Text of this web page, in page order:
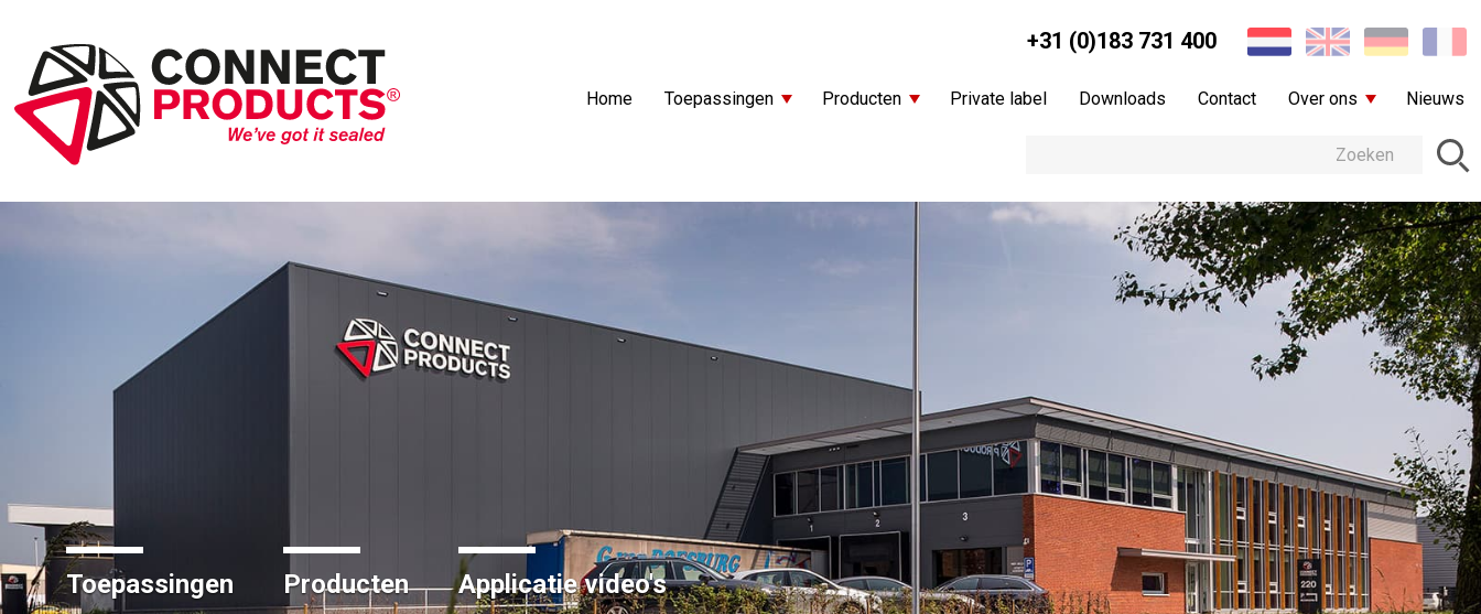
+31 (0)183 731 400
Home Toepassingen Producten Private label Downloads Contact Over ons Nieuws
Toepassingen Producten Applicatie video's